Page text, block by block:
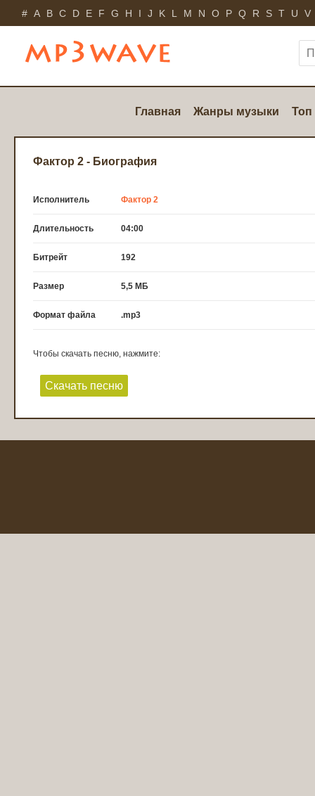
# A B C D E F G H I J K L M N O P Q R S T U V
Главная Жанры музыки Топ
Фактор 2 - Биография
Исполнитель Фактор 2
Длительность 04:00
Битрейт 192
Размер 5,5 МБ
Формат файла .mp3
Чтобы скачать песню, нажмите:
Скачать песню